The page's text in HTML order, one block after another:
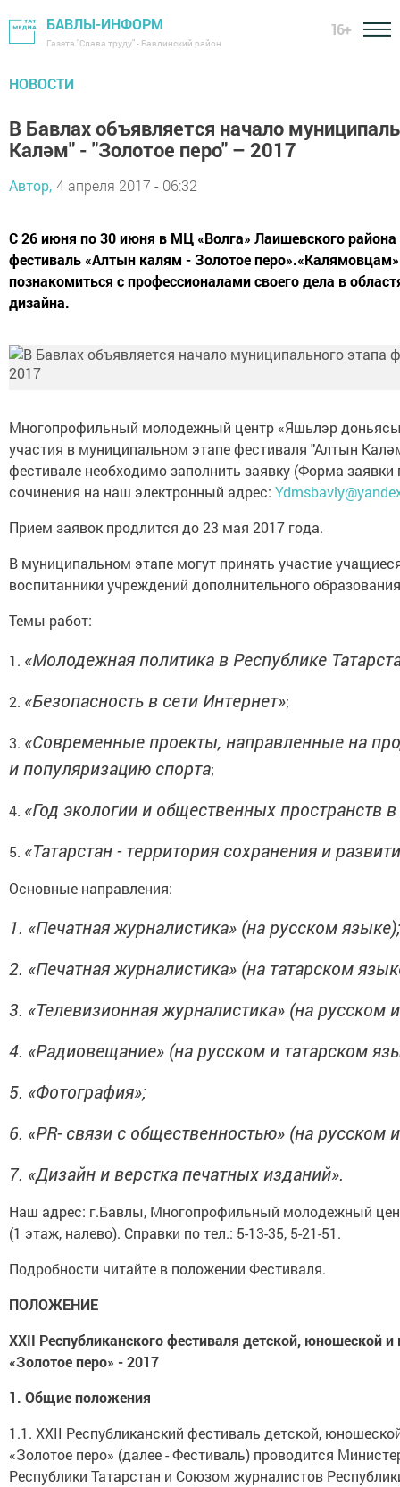
БАВЛЫ-ИНФОРМ
Газета "Слава труду" - Бавлинский район
16+
НОВОСТИ
В Бавлах объявляется начало
Каләм" - "Золотое перо" – 2017
Автор, 4 апреля 2017 - 06:32
С 26 июня по 30 июня в МЦ «Волга» Лаишевского района
фестиваль «Алтын калям - Золотое
познакомиться с профессионалами своего дела в
дизайна.
Многопрофильный молодежный центр «Яшьлэр
участия в муниципальном этапе фестиваля "Алтын
фестивале необходимо заполнить заявку (Форма
сочинения на наш электронный адрес:
Прием заявок продлится до 23 мая 2017 года.
В муниципальном этапе могут принять участие
воспитанники учреждений дополнительного
Темы работ:
1. «Молодежная политика в Республике
2. «Безопасность в сети Интернет»;
3. «Современные проекты, направленные на
и популяризацию спорта;
4. «Год экологии и общественных пространств
5. «Татарстан - территория сохранения и
Основные направления:
1. «Печатная журналистика» (на русском языке);
2. «Печатная журналистика» (на татарском
3. «Телевизионная журналистика» (на русском
4. «Радиовещание» (на русском и татарском
5. «Фотография»;
6. «PR- связи с общественностью» (на русском
7. «Дизайн и верстка печатных изданий».
Наш адрес: г.Бавлы, Многопрофильный молодежный
(1 этаж, налево). Справки по тел.: 5-13-35, 5-21-51.
Подробности читайте в положении Фестиваля.
ПОЛОЖЕНИЕ
XXII Республиканского фестиваля детской, юношескойи
«Золотое перо» - 2017
1. Общие положения
1.1. XXII Республиканский фестиваль детской,
«Золотое перо» (далее - Фестиваль) проводится
Республики Татарстан и Союзом журналистов